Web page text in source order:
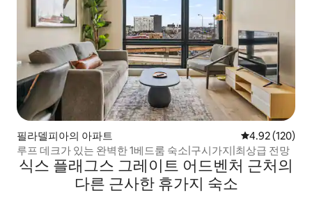
필라델피아의 아파트 평점 4.92점(5
4.92 (120)
루프 데크가 있는 완벽한 1베드룸 숙소|구시가지|최상급 전망
식스 플래그스 그레이트 어드벤처 근처의
다른 근사한 휴가지 숙소